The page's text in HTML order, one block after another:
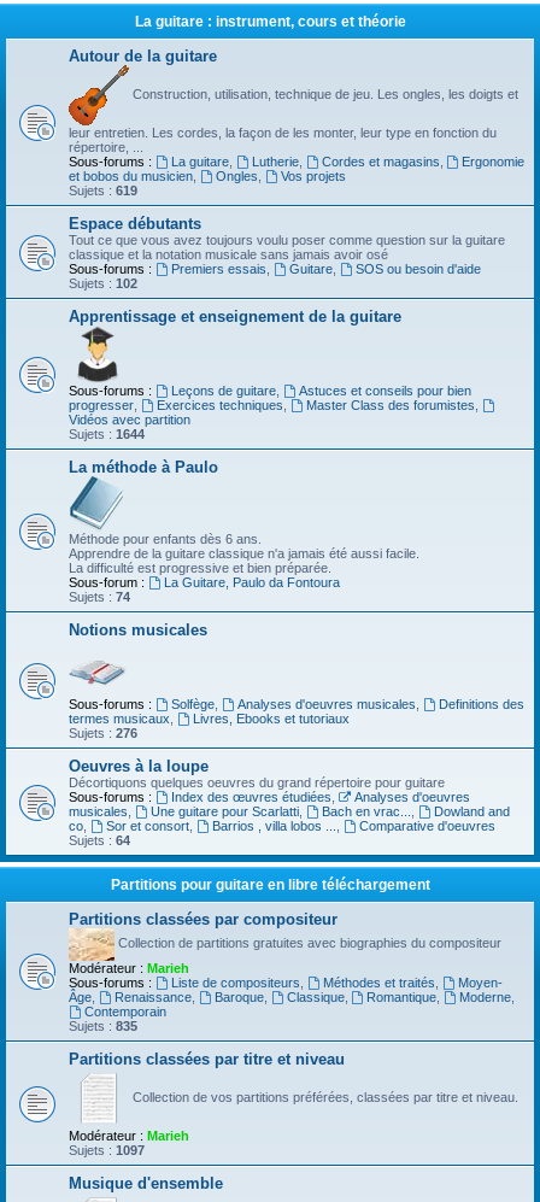
La guitare : instrument, cours et théorie
Autour de la guitare
Construction, utilisation, technique de jeu. Les ongles, les doigts et
leur entretien. Les cordes, la façon de les monter, leur type en fonction du
répertoire, ...
Sous-forums :
La guitare, Lutherie, Cordes et magasins
Ergonomie
et bobos du musicien
Ongles
Vos projets
Sujets : 619
Espace débutants
Tout ce que vous avez toujours voulu poser comme question sur la guitare
classique et la notation musicale sans jamais avoir osé
Sous-forums :
Premiers essais Guitare,
SOS ou besoin d'aide
Sujets : 102
Apprentissage et enseignement de la guitare
Sous-forums : Leçons de guitare,
Astuces et conseils pour bien
progresser
Exercices techniques Master Class des forumistes
Vidéos avec partition
Sujets : 1644
La méthode à Paulo
Méthode pour enfants dès 6 ans.
Apprendre de la guitare classique n'a jamais été aussi facile.
La difficulté est progressive et bien préparée.
Sous-forum :
La Guitare, Paulo da Fontoura
Sujets : 74
Notions musicales
Sous-forums : Solfège, Analyses d'oeuvres musicales
Definitions des
termes musicaux
Livres, Ebooks et tutoriaux
Sujets : 276
Oeuvres à la loupe
Décortiquons quelques oeuvres du grand répertoire pour guitare
Sous-forums :
Index des œuvres étudiées
Analyses d'oeuvres
musicales
Une guitare pour Scarlatti, Bach en vrac...
Dowland and
co
Sor et consort, Barrios , villa lobos ...
Comparative d'oeuvres
Sujets : 64
Partitions pour guitare en libre téléchargement
Partitions classées par compositeur
Collection de partitions gratuites avec biographies du compositeur
Modérateur : Marieh
Sous-forums :
Liste de compositeurs Méthodes et traités
Moyen-
Âge
Renaissance, Baroque, Classique, Romantique Moderne
Contemporain
Sujets : 835
Partitions classées par titre et niveau
Collection de vos partitions préférées, classées par titre et niveau.
Modérateur : Marieh
Sujets : 1097
Musique d'ensemble